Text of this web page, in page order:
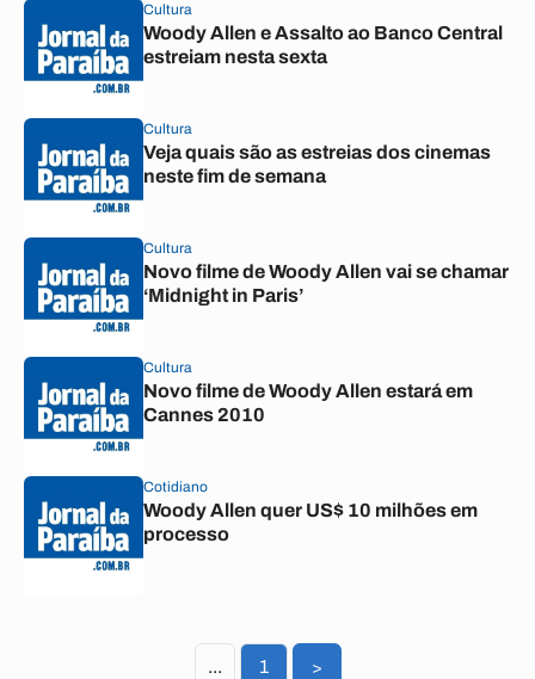
Cultura
Woody Allen e Assalto ao Banco Central
estreiam nesta sexta
Cultura
Veja quais são as estreias dos cinemas
neste fim de semana
Cultura
Novo filme de Woody Allen vai se chamar
‘Midnight in Paris’
Cultura
Novo filme de Woody Allen estará em
Cannes 2010
Cotidiano
Woody Allen quer US$ 10 milhões em
processo
... 1 >